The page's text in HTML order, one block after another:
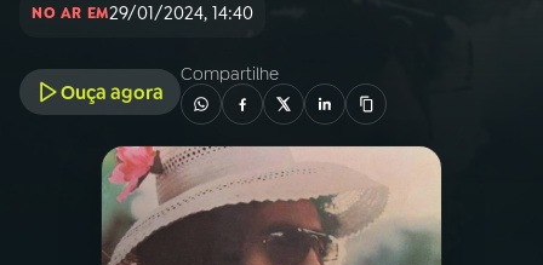
PROGRAMAÇÃO
NO AR EM29/01/2024, 14:40
Ouça agora
Compartilhe